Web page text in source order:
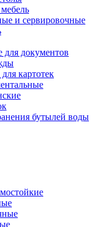
и сервировочные
документов
картотек
бутылей воды